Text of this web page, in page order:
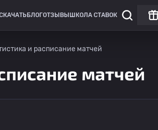
БЛОГОТЗЫВЫ ШКОЛА СТАВОК
и расписание матчей
матчей